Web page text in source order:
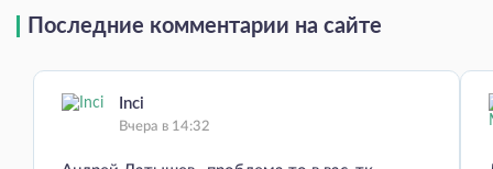
Последние комментарии на сайте
Inci
Вчера в 14:32